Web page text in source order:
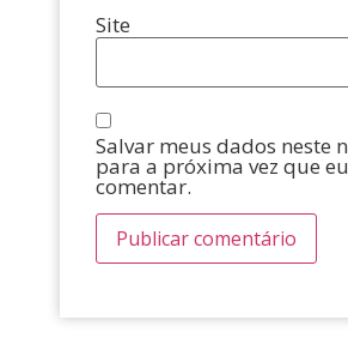
Site
Salvar meus dados neste
para a próxima vez que eu
comentar.